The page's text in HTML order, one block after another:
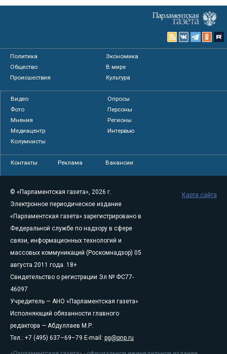
Политика
Экономика
Общество
В мире
Происшествия
Культура
Видео
Опросы
Фото
Персоны
Мнения
Регионы
Медиацентр
Интервью
Колумнисты
Контакты Реклама Вакансии
© «Парламентская газета», 2026 г.
Электронное периодическое издание
«Парламентская газета» зарегистрировано в
Федеральной службе по надзору в сфере
связи, информационных технологий и
массовых коммуникаций (Роскомнадзор) 05
августа 2011 года. 18+
Свидетельство о регистрации Эл № ФС77-
46097
Учредитель — АНО «Парламентская газета»
Исполняющий обязанности главного
редактора — Абдуллаев М.Р.
Тел.: +7 (495) 637–69–79 E-mail: pg@pnp.ru
Карта сайта